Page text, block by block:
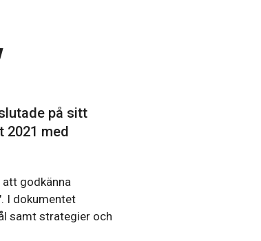
på sitt
2021 med
godkänna
I dokumentet
samt strategier och